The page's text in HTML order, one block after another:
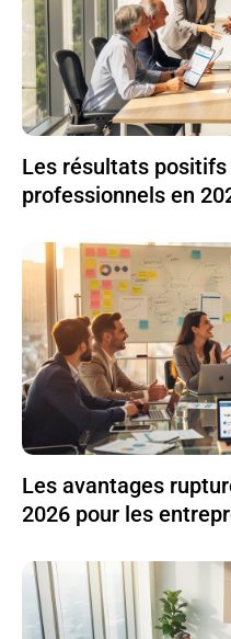
Les résultats
professionnels en
Les avantages
2026 pour les